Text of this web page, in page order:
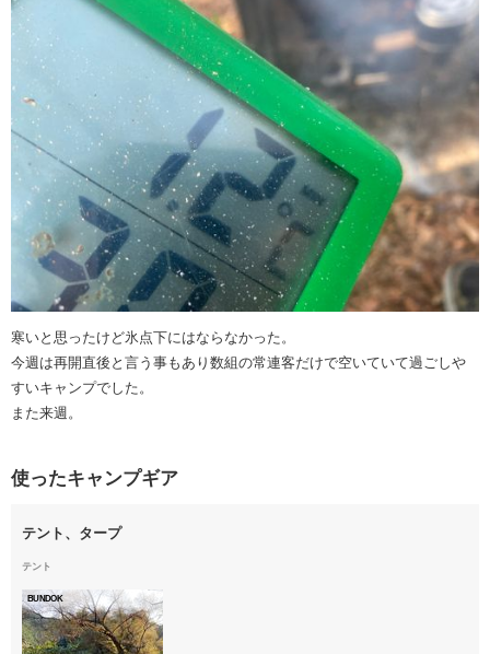
寒いと思ったけど氷点下にはならなかった。
今週は再開直後と言う事もあり数組の常連客だけで空いていて過ごしや
すいキャンプでした。
また来週。
使ったキャンプギア
テント、タープ
テント
BUNDOK